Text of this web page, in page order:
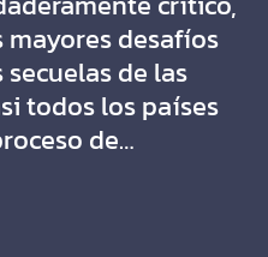
desafíos
de las
todos los países
de…